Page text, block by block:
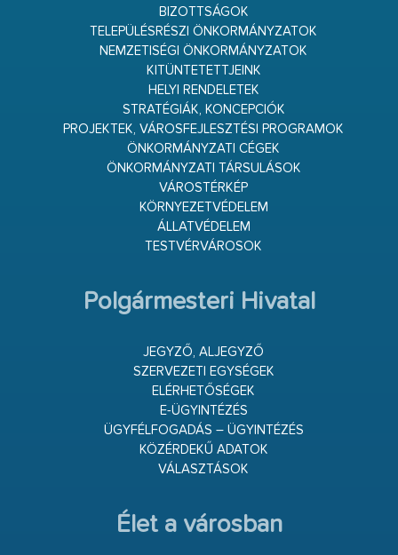
BIZOTTSÁGOK
TELEPÜLÉSRÉSZI ÖNKORMÁNYZATOK
NEMZETISÉGI ÖNKORMÁNYZATOK
KITÜNTETETTJEINK
HELYI RENDELETEK
STRATÉGIÁK, KONCEPCIÓK
PROJEKTEK, VÁROSFEJLESZTÉSI PROGRAMOK
ÖNKORMÁNYZATI CÉGEK
ÖNKORMÁNYZATI TÁRSULÁSOK
VÁROSTÉRKÉP
KÖRNYEZETVÉDELEM
ÁLLATVÉDELEM
TESTVÉRVÁROSOK
Polgármesteri Hivatal
JEGYZŐ, ALJEGYZŐ
SZERVEZETI EGYSÉGEK
ELÉRHETŐSÉGEK
E-ÜGYINTÉZÉS
ÜGYFÉLFOGADÁS – ÜGYINTÉZÉS
KÖZÉRDEKŰ ADATOK
VÁLASZTÁSOK
Élet a városban